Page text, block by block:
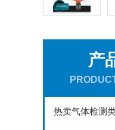
产
热卖气体检测